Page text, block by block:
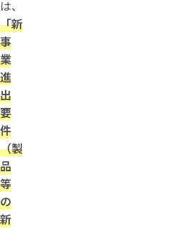
は、
「新
事
業
進
出
要
件
（製
品
等
の
新